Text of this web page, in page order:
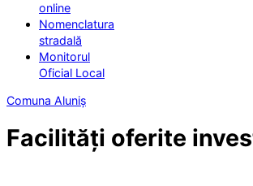
online
Nomenclatura
stradală
Monitorul
Oficial Local
Comuna Aluniș
Facilități oferite